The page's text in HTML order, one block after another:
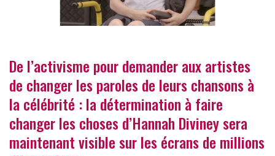
De l’activisme pour demander aux artistes
de changer les paroles de leurs chansons à
la célébrité : la détermination à faire
changer les choses d’Hannah Diviney sera
maintenant visible sur les écrans de millions